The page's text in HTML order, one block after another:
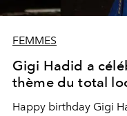
FEMMES
Gigi Hadid a
thème du total
Happy birthday Gigi